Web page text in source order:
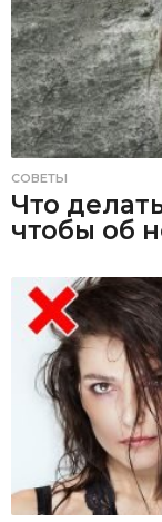
СОВЕТЫ
Что
чтобы об